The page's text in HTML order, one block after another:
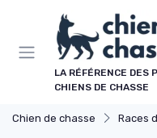
LA RÉFÉRENCE DES
CHIENS DE CHASSE
Chien de chasse Races
Panneau de gestion des